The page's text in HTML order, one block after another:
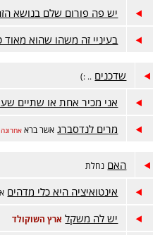
יש פה פורום שלם בנושא
בעיניי זה משהו שהוא מאוד
שדכנים .. :)
אני מכיר אחת או שתיים
מרים לנדסברג אשר ברא אחרונה
האם נחלת
אינטואיציה היא כלי מדהים
יש לה משקל ארץ השוקולד